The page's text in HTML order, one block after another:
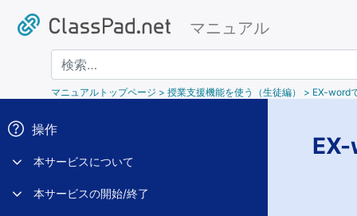
マニュアル
検索
マニュアルトップページ > 授業支援機能を使う（生徒編） > EX-word
操作
本サービスについて
本サービスの開始/終了